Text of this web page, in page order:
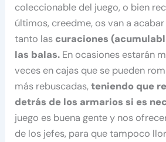
coleccionable del juego, o bien
últimos, creedme, os van a
tanto las curaciones
las balas. En ocasiones estarán
veces en cajas que se pueden
más rebuscadas,teniendo que
detrás de los armarios si es
juego es buena gente y nos
de los jefes, para que tampoco